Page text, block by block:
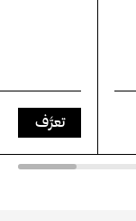
تعرَّف